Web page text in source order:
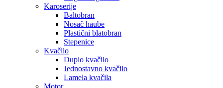
Karoserije
Baltobran
Nosač haube
Plastični blatobran
Stepenice
Kvačilo
Duplo kvačilo
Jednostavno kvačilo
Lamela kvačila
Motor